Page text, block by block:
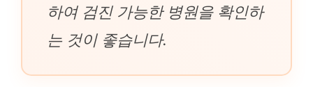
하여 검진 가능한 병원을 확인하
는 것이 좋습니다.